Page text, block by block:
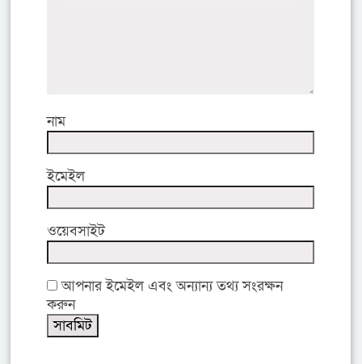
নাম
ইমেইল
ওয়েবসাইট
আপনার ইমেইল এবং অন্যান্য তথ্য সংরক্ষন
করুন